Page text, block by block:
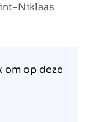
Niklaas
op deze